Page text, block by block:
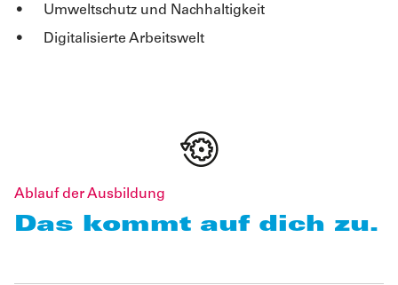
Umweltschutz und Nachhaltigkeit
Digitalisierte Arbeitswelt
Ablauf der Ausbildung
Das kommt auf dich zu.